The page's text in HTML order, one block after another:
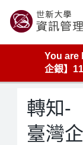
content
世新大學資管系
You are
企銀】
轉知-
臺灣